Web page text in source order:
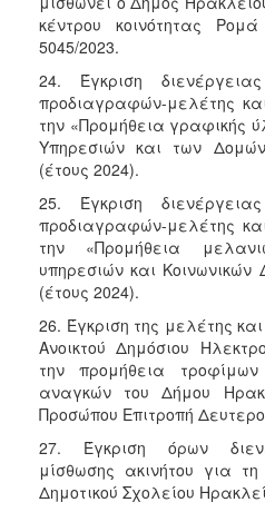
κέντρου κοινότητας
5045/2023.
24. Έγκριση διενέργειας
προδιαγραφών-μελέτης
την «Προμήθεια γραφικής
Υπηρεσιών και των
(έτους 2024).
25. Έγκριση διενέργειας
προδιαγραφών-μελέτης
την «Προμήθεια
υπηρεσιών και
(έτους 2024).
26. Έγκριση της μελέτης
Ανοικτού Δημόσιου
την προμήθεια
αναγκών του Δήμου
Προσώπου Επιτροπή
27. Έγκριση όρων
μίσθωσης ακινήτου για
Δημοτικού Σχολείου